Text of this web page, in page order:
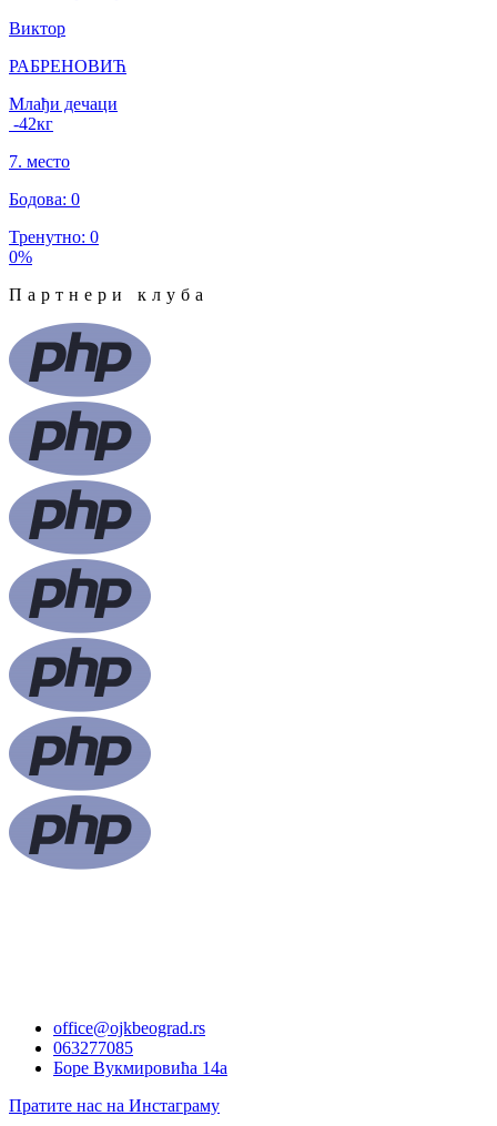
Виктор
РАБРЕНОВИЋ
Млађи дечаци
-42кг
7. место
Бодова: 0
Тренутно: 0
0%
Партнери клуба
office@ojkbeograd.rs
063277085
Боре Вукмировића 14а
Пратите нас на Инстаграму